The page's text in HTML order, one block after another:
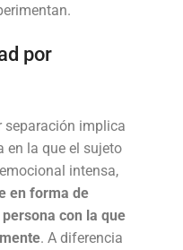
por
separación implica
en la que el sujeto
intensa,
en forma de
con la que
. A diferencia